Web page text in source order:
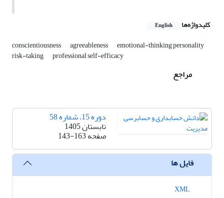
کلیدواژه‌ها English
conscientiousness agreeableness emotional-thinking personality
risk-taking professional self-efficacy
مراجع
دوره 15، شماره 58
تابستان 1405
صفحه143-163
فایل ها